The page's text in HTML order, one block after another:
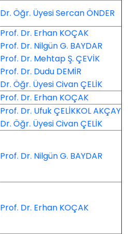
Dr. Öğr. Üyesi Sercan ÖNDER
Prof. Dr. Erhan KOÇAK
Prof. Dr. Nilgün G. BAYDAR
Prof. Dr. Mehtap Ş. ÇEVİK
Prof. Dr. Dudu DEMİR
Dr. Öğr. Üyesi Civan ÇELİK
Prof. Dr. Erhan KOÇAK
Prof. Dr. Ufuk ÇELİKKOL AKÇAY
Dr. Öğr. Üyesi Civan ÇELİK
Prof. Dr. Nilgün G. BAYDAR
Prof. Dr. Erhan KOÇAK